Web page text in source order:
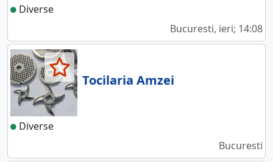
Diverse
Bucuresti, ieri; 14:08
Tocilaria Amzei
Diverse
Bucuresti